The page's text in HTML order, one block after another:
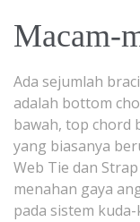
Macam-
Ada sejumlah
adalah bottom
bawah, top chord
yang biasanya
Web Tie dan
menahan gaya
pada sistem kuda-